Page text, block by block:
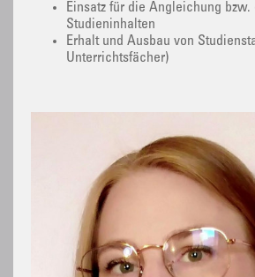
Einsatz für die Angleichung
Studieninhalten
Erhalt und Ausbau von
Unterrichtsfächer)